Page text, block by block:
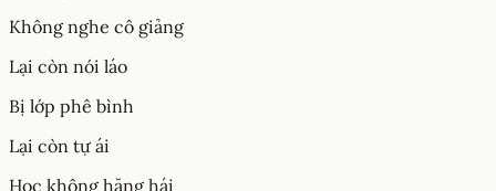
Không nghe cô giảng
Lại còn nói láo
Bị lớp phê bình
Lại còn tự ái
Học không hăng hái